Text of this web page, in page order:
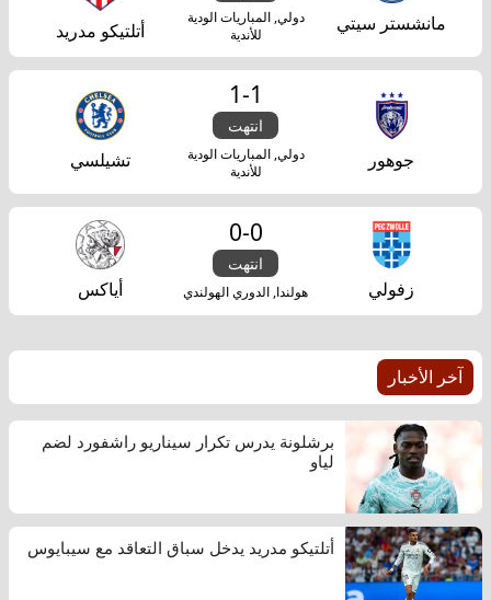
مانشستر سيتي
دولي, المباريات الودية
للأندية
أتلتيكو مدريد
جوهور
1
-
1
انتهت
دولي, المباريات الودية
للأندية
تشيلسي
زفولي
0
-
0
انتهت
هولندا, الدوري الهولندي أياكس
آخر الأخبار
برشلونة يدرس تكرار سيناريو راشفورد لضم
لياو
أتلتيكو مدريد يدخل سباق التعاقد مع سيبايوس